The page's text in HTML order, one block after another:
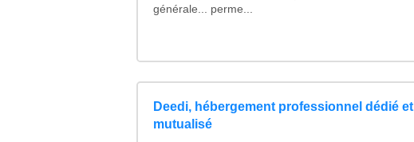
générale... perme...
Deedi, hébergement professionnel dédié et
mutualisé